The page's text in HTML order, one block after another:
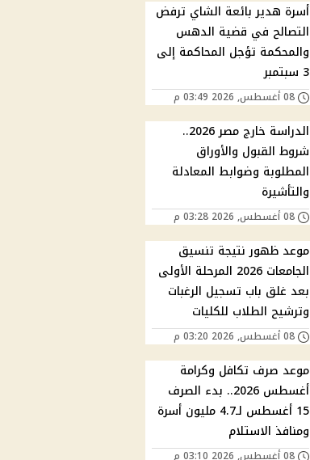
أسرة هدير بائعة الشاي ترفض
التصالح في قضية الدهس
والمحكمة تؤجل المحاكمة إلى
3 سبتمبر
08 أغسطس, 2026 03:49 م
الدراسة خارج مصر 2026..
شروط القبول والأوراق
المطلوبة وضوابط المعادلة
والتأشيرة
08 أغسطس, 2026 03:28 م
موعد ظهور نتيجة تنسيق
الجامعات 2026 المرحلة الأولى
بعد غلق باب تسجيل الرغبات
وترشيح الطلاب للكليات
08 أغسطس, 2026 03:20 م
موعد صرف تكافل وكرامة
أغسطس 2026.. بدء الصرف
15 أغسطس لـ4.7 مليون أسرة
ومنافذ الاستلام
08 أغسطس, 2026 03:10 م